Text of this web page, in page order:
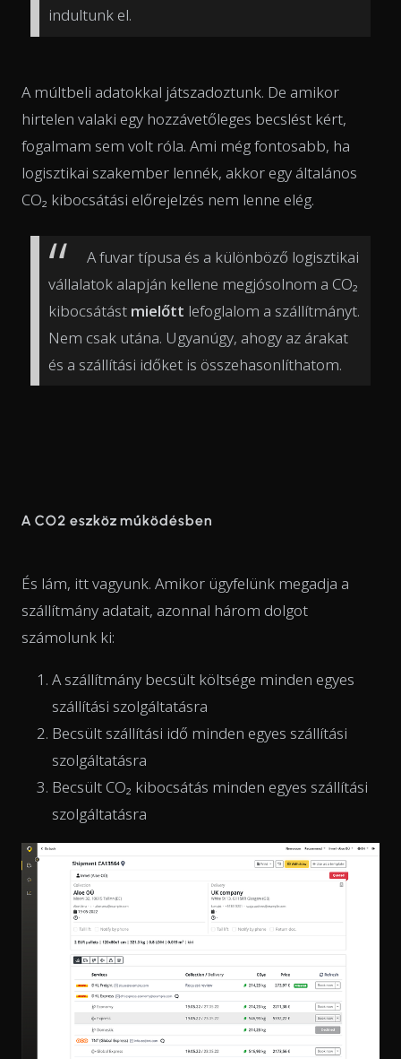
indultunk el.
A múltbeli adatokkal játszadoztunk. De amikor
hirtelen valaki egy hozzávetőleges becslést kért,
fogalmam sem volt róla. Ami még fontosabb, ha
logisztikai szakember lennék, akkor egy általános
CO₂ kibocsátási előrejelzés nem lenne elég.
A fuvar típusa és a különböző logisztikai
vállalatok alapján kellene megjósolnom a CO₂
kibocsátást mielőtt lefoglalom a szállítmányt.
Nem csak utána. Ugyanúgy, ahogy az árakat
és a szállítási időket is összehasonlíthatom.
A CO2 eszköz működésben
És lám, itt vagyunk. Amikor ügyfelünk megadja a
szállítmány adatait, azonnal három dolgot
számolunk ki:
A szállítmány becsült költsége minden egyes
szállítási szolgáltatásra
Becsült szállítási idő minden egyes szállítási
szolgáltatásra
Becsült CO₂ kibocsátás minden egyes szállítási
szolgáltatásra